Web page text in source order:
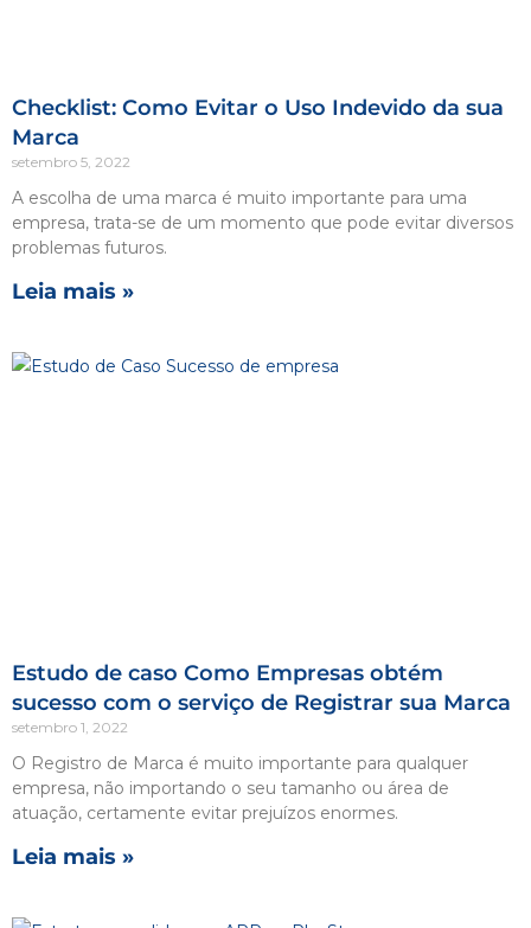
Checklist: Como Evitar o Uso Indevido da sua
Marca
setembro 5, 2022
A escolha de uma marca é muito importante para uma
empresa, trata-se de um momento que pode evitar diversos
problemas futuros.
Leia mais »
Estudo de caso Como Empresas obtém
sucesso com o serviço de Registrar sua Marca
setembro 1, 2022
O Registro de Marca é muito importante para qualquer
empresa, não importando o seu tamanho ou área de
atuação, certamente evitar prejuízos enormes.
Leia mais »